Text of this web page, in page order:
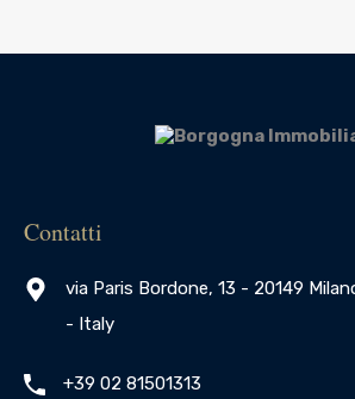
Contatti
via Paris Bordone, 13 - 20149
- Italy
+39 02 81501313